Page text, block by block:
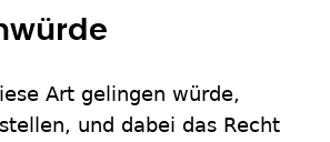
Art gelingen würde,
und dabei das Recht